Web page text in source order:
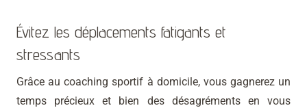
Évitez les déplacements fatigants et
stressants
Grâce au coaching sportif à domicile, vous gagnerez un
temps précieux et bien des désagréments en vous